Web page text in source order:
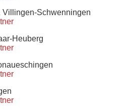
Villingen-Schwenningen
Heuberg